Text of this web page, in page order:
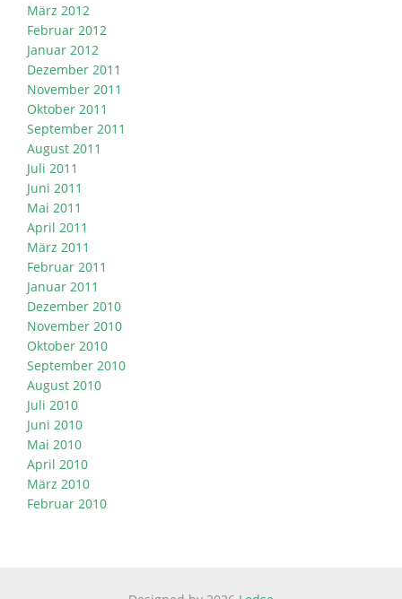
März 2012
Februar 2012
Januar 2012
Dezember 2011
November 2011
Oktober 2011
September 2011
August 2011
Juli 2011
Juni 2011
Mai 2011
April 2011
März 2011
Februar 2011
Januar 2011
Dezember 2010
November 2010
Oktober 2010
September 2010
August 2010
Juli 2010
Juni 2010
Mai 2010
April 2010
März 2010
Februar 2010